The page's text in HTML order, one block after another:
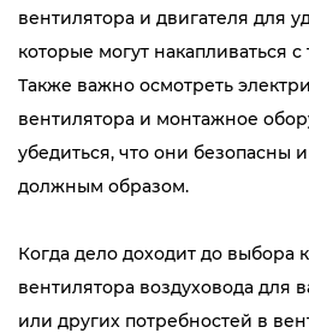
вентилятора и двигателя для
которые могут накапливаться
Также важно осмотреть
вентилятора и монтажное
убедиться, что они безопасны
должным образом.
Когда дело доходит до выбора
вентилятора воздуховода для
или других потребностей в